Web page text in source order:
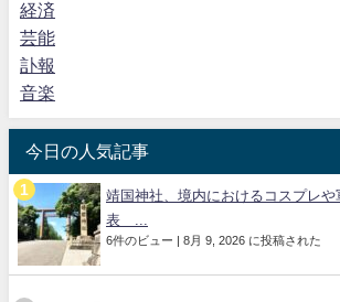
経済
芸能
訃報
音楽
今日の人気記事
靖国神社、境内におけるコスプレや
表 ...
6件のビュー | 8月 9, 2026 に投稿された